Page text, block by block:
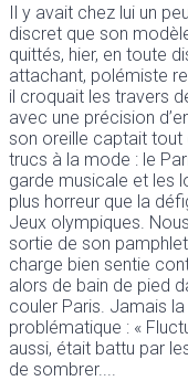
Il y avait chez lui un
discret que son
quittés, hier, en toute
attachant, polémiste
il croquait les travers
avec une précision
son oreille captait tout
trucs à la mode : le
garde musicale et les
plus horreur que la
Jeux olympiques.
sortie de son
charge bien sentie
alors de bain de pied
couler Paris. Jamais
problématique : «
aussi, était battu par
de sombrer.